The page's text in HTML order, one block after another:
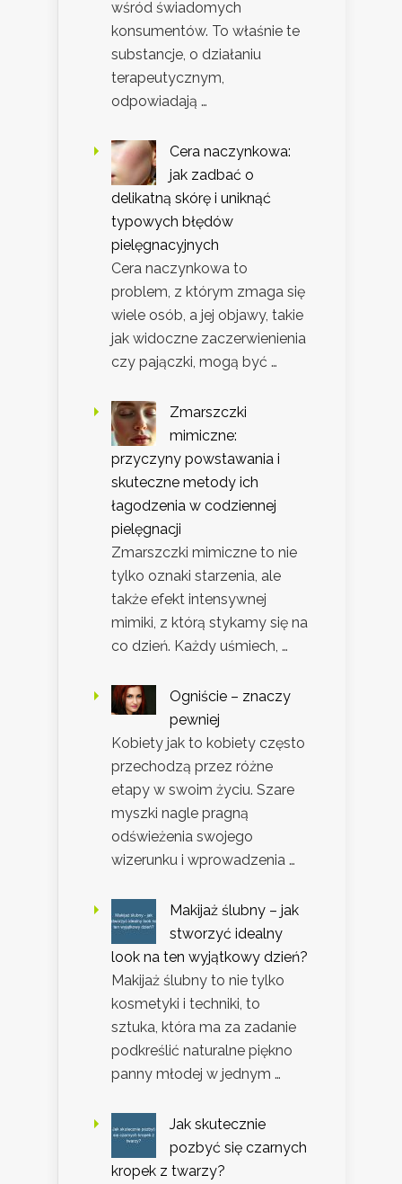
wśród świadomych
konsumentów. To właśnie te
substancje, o działaniu
terapeutycznym,
odpowiadają …
Cera naczynkowa:
jak zadbać o
delikatną skórę i uniknąć
typowych błędów
pielęgnacyjnych
Cera naczynkowa to
problem, z którym zmaga się
wiele osób, a jej objawy, takie
jak widoczne zaczerwienienia
czy pajączki, mogą być …
Zmarszczki
mimiczne:
przyczyny powstawania i
skuteczne metody ich
łagodzenia w codziennej
pielęgnacji
Zmarszczki mimiczne to nie
tylko oznaki starzenia, ale
także efekt intensywnej
mimiki, z którą stykamy się na
co dzień. Każdy uśmiech, …
Ogniście – znaczy
pewniej
Kobiety jak to kobiety często
przechodzą przez różne
etapy w swoim życiu. Szare
myszki nagle pragną
odświeżenia swojego
wizerunku i wprowadzenia …
Makijaż ślubny – jak
stworzyć idealny
look na ten wyjątkowy dzień?
Makijaż ślubny to nie tylko
kosmetyki i techniki, to
sztuka, która ma za zadanie
podkreślić naturalne piękno
panny młodej w jednym …
Jak skutecznie
pozbyć się czarnych
kropek z twarzy?